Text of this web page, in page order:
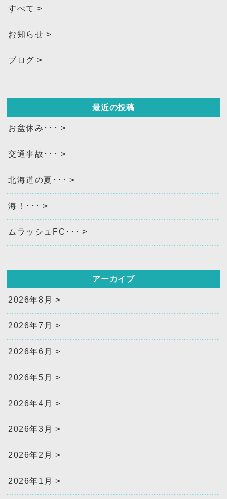
すべて
お知らせ
ブログ
最近の投稿
お盆休み･･･
交通事故･･･
北海道の夏･･･
海！･･･
ムラッシュFC･･･
アーカイブ
2026年8月
2026年7月
2026年6月
2026年5月
2026年4月
2026年3月
2026年2月
2026年1月